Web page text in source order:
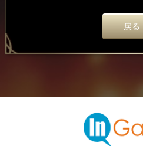
戻る